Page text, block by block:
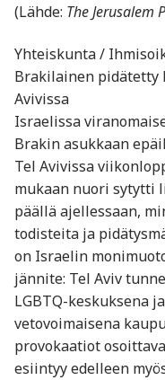
(Lähde: The Jerusalem
Yhteiskunta /
Brakilainen pidätetty
Avivissa
Israelissa
Brakin asukkaan
Tel Avivissa
mukaan nuori sytytti
päällä ajellessaan,
todisteita ja
on Israelin
jännite: Tel Aviv
LGBTQ-keskuksena
vetovoimaisena
provokaatiot
esiintyy edelleen